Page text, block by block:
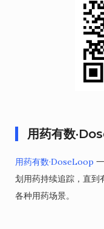
用药有数
用药有数·DoseLoop
划用药持续追踪，直到
各种用药场景。